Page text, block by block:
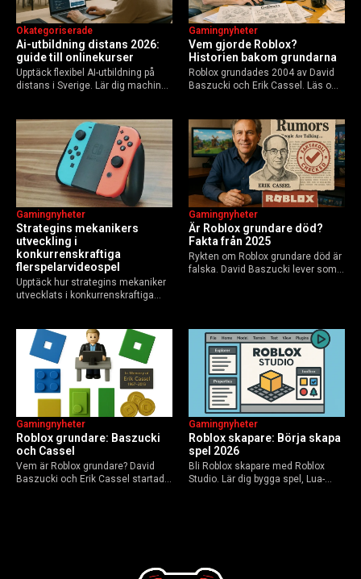
Ai-utbildning distans 2026:
guide till onlinekurser
Okategoriserade
Upptäck flexibel AI-utbildning på
distans i Sverige. Lär dig machine
Guide för nybörjare och
yrkesverksamma som vill bygga…
Vem gjorde Roblox?
Historien bakom grundarna
Gamingnyheter
Roblox grundades 2004 av David
Baszucki och Erik Cassel. Läs om
användare 2025, och vad som
händer inför 2026.
Strategins mekanikers
utveckling i
konkurrenskraftiga
flerspelarvideospel
Gamingnyheter
Upptäck hur strategins mekaniker
utvecklats i konkurrenskraftiga
AI-drivna innovationer.
Är Roblox grundare död?
Fakta från 2025
Gamingnyheter
Rykten om Roblox grundare död är
falska. David Baszucki lever som
Roblox grundare: Baszucki
och Cassel
Gamingnyheter
Vem är Roblox grundare? David
Baszucki och Erik Cassel startade
Roblox skapare: Börja skapa
spel 2026
Gamingnyheter
Bli Roblox skapare med Roblox
Studio. Lär dig bygga spel, Lua-